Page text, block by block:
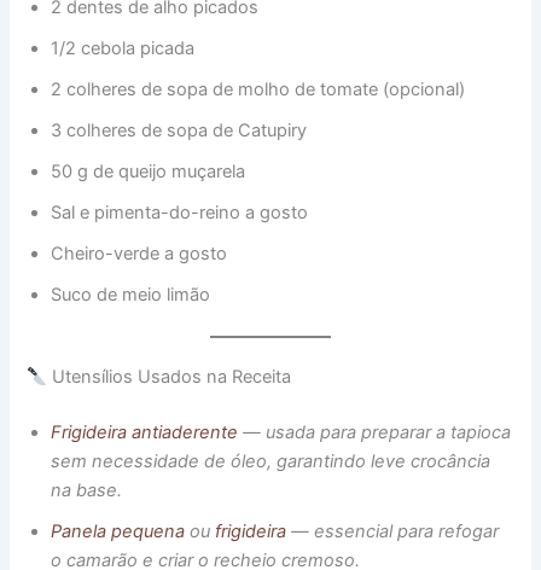
2 dentes de alho picados
1/2 cebola picada
2 colheres de sopa de molho de tomate (opcional)
3 colheres de sopa de Catupiry
50 g de queijo muçarela
Sal e pimenta-do-reino a gosto
Cheiro-verde a gosto
Suco de meio limão
Utensílios Usados na Receita
Frigideira antiaderente — usada para preparar a tapioca
sem necessidade de óleo, garantindo leve crocância
na base.
Panela pequena ou frigideira — essencial para refogar
o camarão e criar o recheio cremoso.